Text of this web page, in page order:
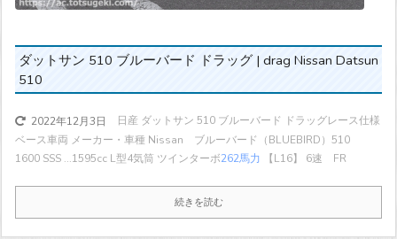
ダットサン 510 ブルーバード ドラッグ | drag Nissan Datsun
510
2022年12月3日
日産 ダットサン 510 ブルーバード ドラッグレース仕様
ベース車両 メーカー・車種 Nissan ブルーバード（BLUEBIRD）510
1600 SSS ...1595cc L型4気筒 ツインターボ262馬力 【L16】 6速 FR
続きを読む